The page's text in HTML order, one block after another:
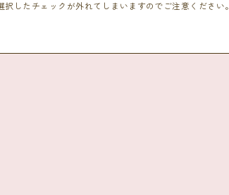
したチェックが外れてしまいますのでご注意ください。